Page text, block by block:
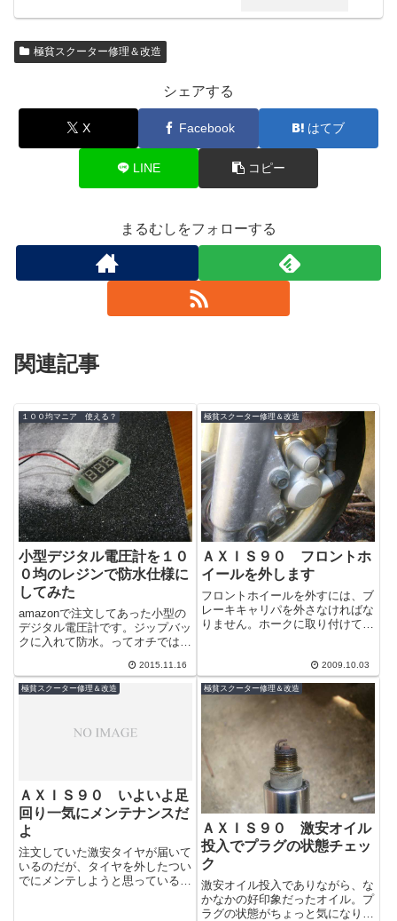
極貧スクーター修理＆改造
シェアする
X Facebook はてブ
LINE コピー
まるむしをフォローする
関連記事
１００均マニア 使える？
小型デジタル電圧計を１０
０均のレジンで防水仕様に
してみた
amazonで注文してあった小型の
デジタル電圧計です。ジップバッ
クに入れて防水。ってオチでは無
2015.11.16
極貧スクーター修理＆改造
ＡＸＩＳ９０ フロントホ
イールを外します
フロントホイールを外すには、ブ
レーキキャリパを外さなければな
りません。ホークに取り付けてい
2009.10.03
極貧スクーター修理＆改造
ＡＸＩＳ９０ いよいよ足
回り一気にメンテナンスだ
よ
注文していた激安タイヤが届いて
いるのだが、タイヤを外したつい
でにメンテしようと思っている箇
極貧スクーター修理＆改造
ＡＸＩＳ９０ 激安オイル
投入でプラグの状態チェッ
ク
激安オイル投入でありながら、な
かなかの好印象だったオイル。プ
ラグの状態がちょっと気になりチ